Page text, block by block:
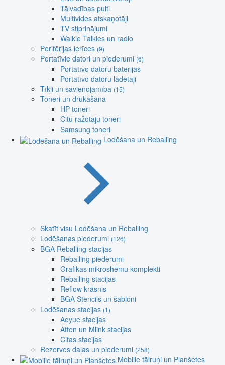
Tālvadības pulti
Multivides atskaņotāji
TV stiprinājumi
Walkie Talkies un radio
Perifērijas ierīces (9)
Portatīvie datori un piederumi (6)
Portatīvo datoru baterijas
Portatīvo datoru lādētāji
Tīkli un savienojamība (15)
Toneri un drukāšana
HP toneri
Citu ražotāju toneri
Samsung toneri
Lodēšana un Reballing
Skatīt visu Lodēšana un Reballing
Lodēšanas piederumi (126)
BGA Reballing stacijas
Reballing piederumi
Grafikas mikroshēmu komplekti
Reballing stacijas
Reflow krāsnis
BGA Stencils un šabloni
Lodēšanas stacijas (1)
Aoyue stacijas
Atten un Mlink stacijas
Citas stacijas
Rezerves daļas un piederumi (258)
Mobilie tālruņi un Planšetes